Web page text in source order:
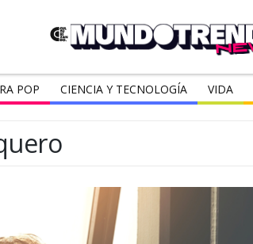
POP CIENCIA Y TECNOLOGÍA VIDA